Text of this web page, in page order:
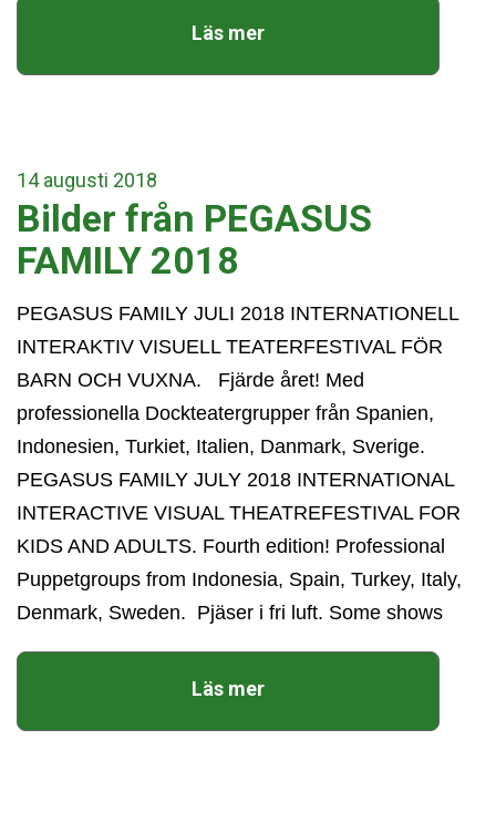
Läs mer
14 augusti 2018
Bilder från PEGASUS
FAMILY 2018
PEGASUS FAMILY JULI 2018 INTERNATIONELL
INTERAKTIV VISUELL TEATERFESTIVAL FÖR
BARN OCH VUXNA. Fjärde året! Med
professionella Dockteatergrupper från Spanien,
Indonesien, Turkiet, Italien, Danmark, Sverige.
PEGASUS FAMILY JULY 2018 INTERNATIONAL
INTERACTIVE VISUAL THEATREFESTIVAL FOR
KIDS AND ADULTS. Fourth edition! Professional
Puppetgroups from Indonesia, Spain, Turkey, Italy,
Denmark, Sweden. Pjäser i fri luft. Some shows
Läs mer